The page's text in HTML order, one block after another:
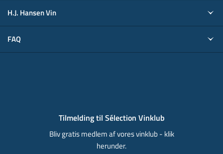
H.J. Hansen Vin
FAQ
Tilmelding til Sélection Vinklub
Bliv gratis medlem af vores vinklub - klik
herunder.